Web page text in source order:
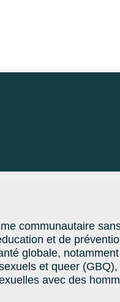
communautaire
et de
globale,
et queer
avec des